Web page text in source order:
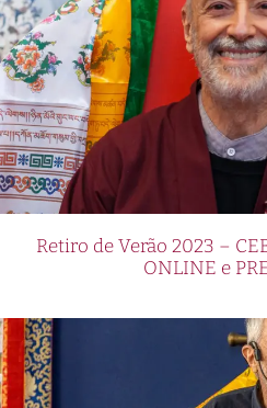
Retiro de Verão 2023 –
ONLINE e